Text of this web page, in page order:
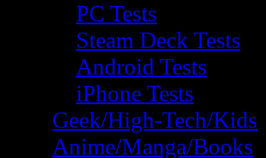
PC Tests
Steam Deck Tests
Android Tests
iPhone Tests
Geek/High-Tech/Kids
Anime/Manga/Books